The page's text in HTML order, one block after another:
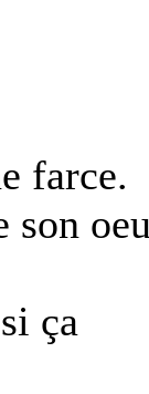
farce.
son
ça